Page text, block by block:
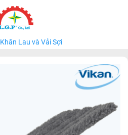
Khăn Lau và Vải Sợi